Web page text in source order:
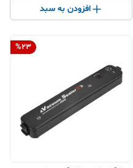
افزودن به سبد
%23